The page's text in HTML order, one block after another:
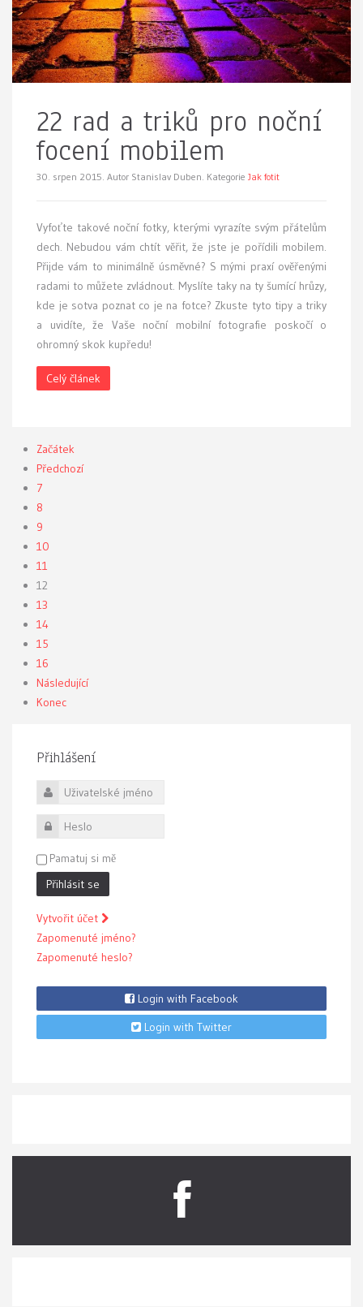
22 rad a triků pro noční
focení mobilem
30. srpen 2015. Autor Stanislav Duben. Kategorie Jak fotit
Vyfoťte takové noční fotky, kterými vyrazíte svým přátelům
dech. Nebudou vám chtít věřit, že jste je pořídili mobilem.
Přijde vám to minimálně úsměvné? S mými praxí ověřenými
radami to můžete zvládnout. Myslíte taky na ty šumící hrůzy,
kde je sotva poznat co je na fotce? Zkuste tyto tipy a triky
a uvidíte, že Vaše noční mobilní fotografie poskočí o
ohromný skok kupředu!
Celý článek
Začátek
Předchozí
7
8
9
10
11
12
13
14
15
16
Následující
Konec
Přihlášení
Uživatelské jméno
Heslo
Pamatuj si mě
Přihlásit se
Vytvořit účet
Zapomenuté jméno?
Zapomenuté heslo?
Login with Facebook
Login with Twitter